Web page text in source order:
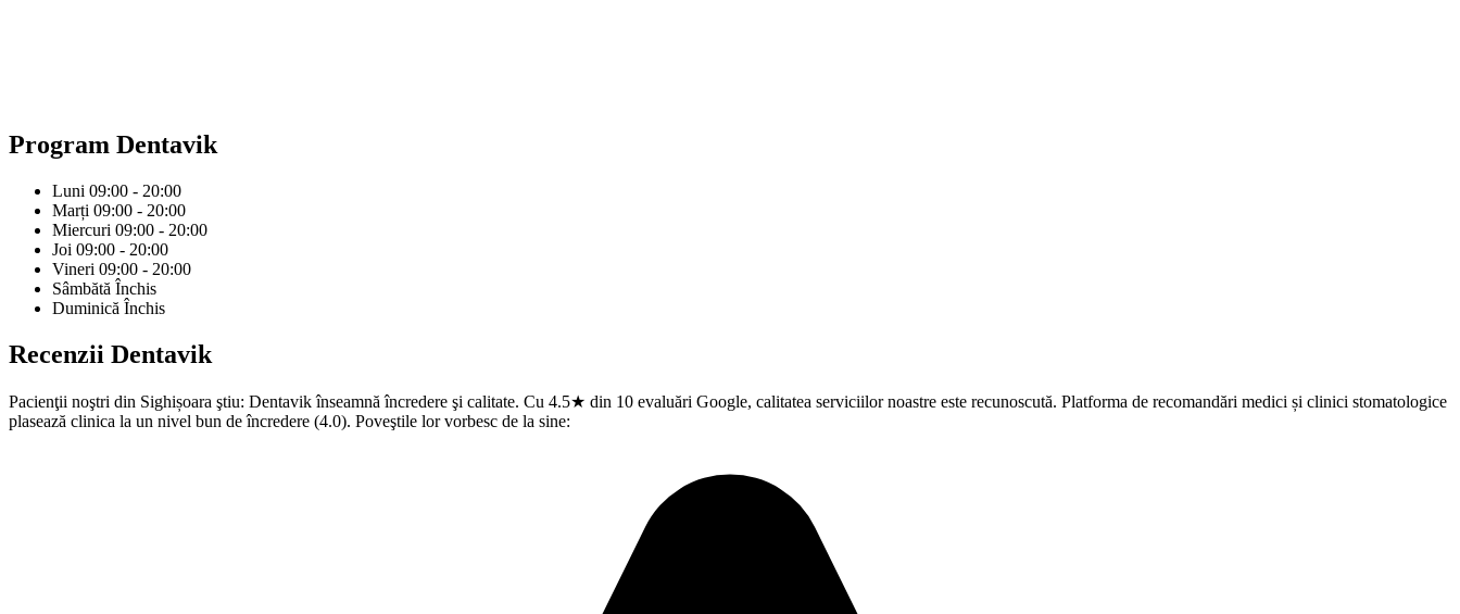
Program Dentavik
Luni 09:00 - 20:00
Marți 09:00 - 20:00
Miercuri 09:00 - 20:00
Joi 09:00 - 20:00
Vineri 09:00 - 20:00
Sâmbătă Închis
Duminică Închis
Recenzii Dentavik
Pacienţii noştri din Sighișoara ştiu: Dentavik înseamnă încredere şi calitate. Cu 4.5★ din 10 evaluări Google, calitatea serviciilor noastre este recunoscută. Platforma de recomandări medici și clinici stomatologice
plasează clinica la un nivel bun de încredere (4.0). Poveştile lor vorbesc de la sine: